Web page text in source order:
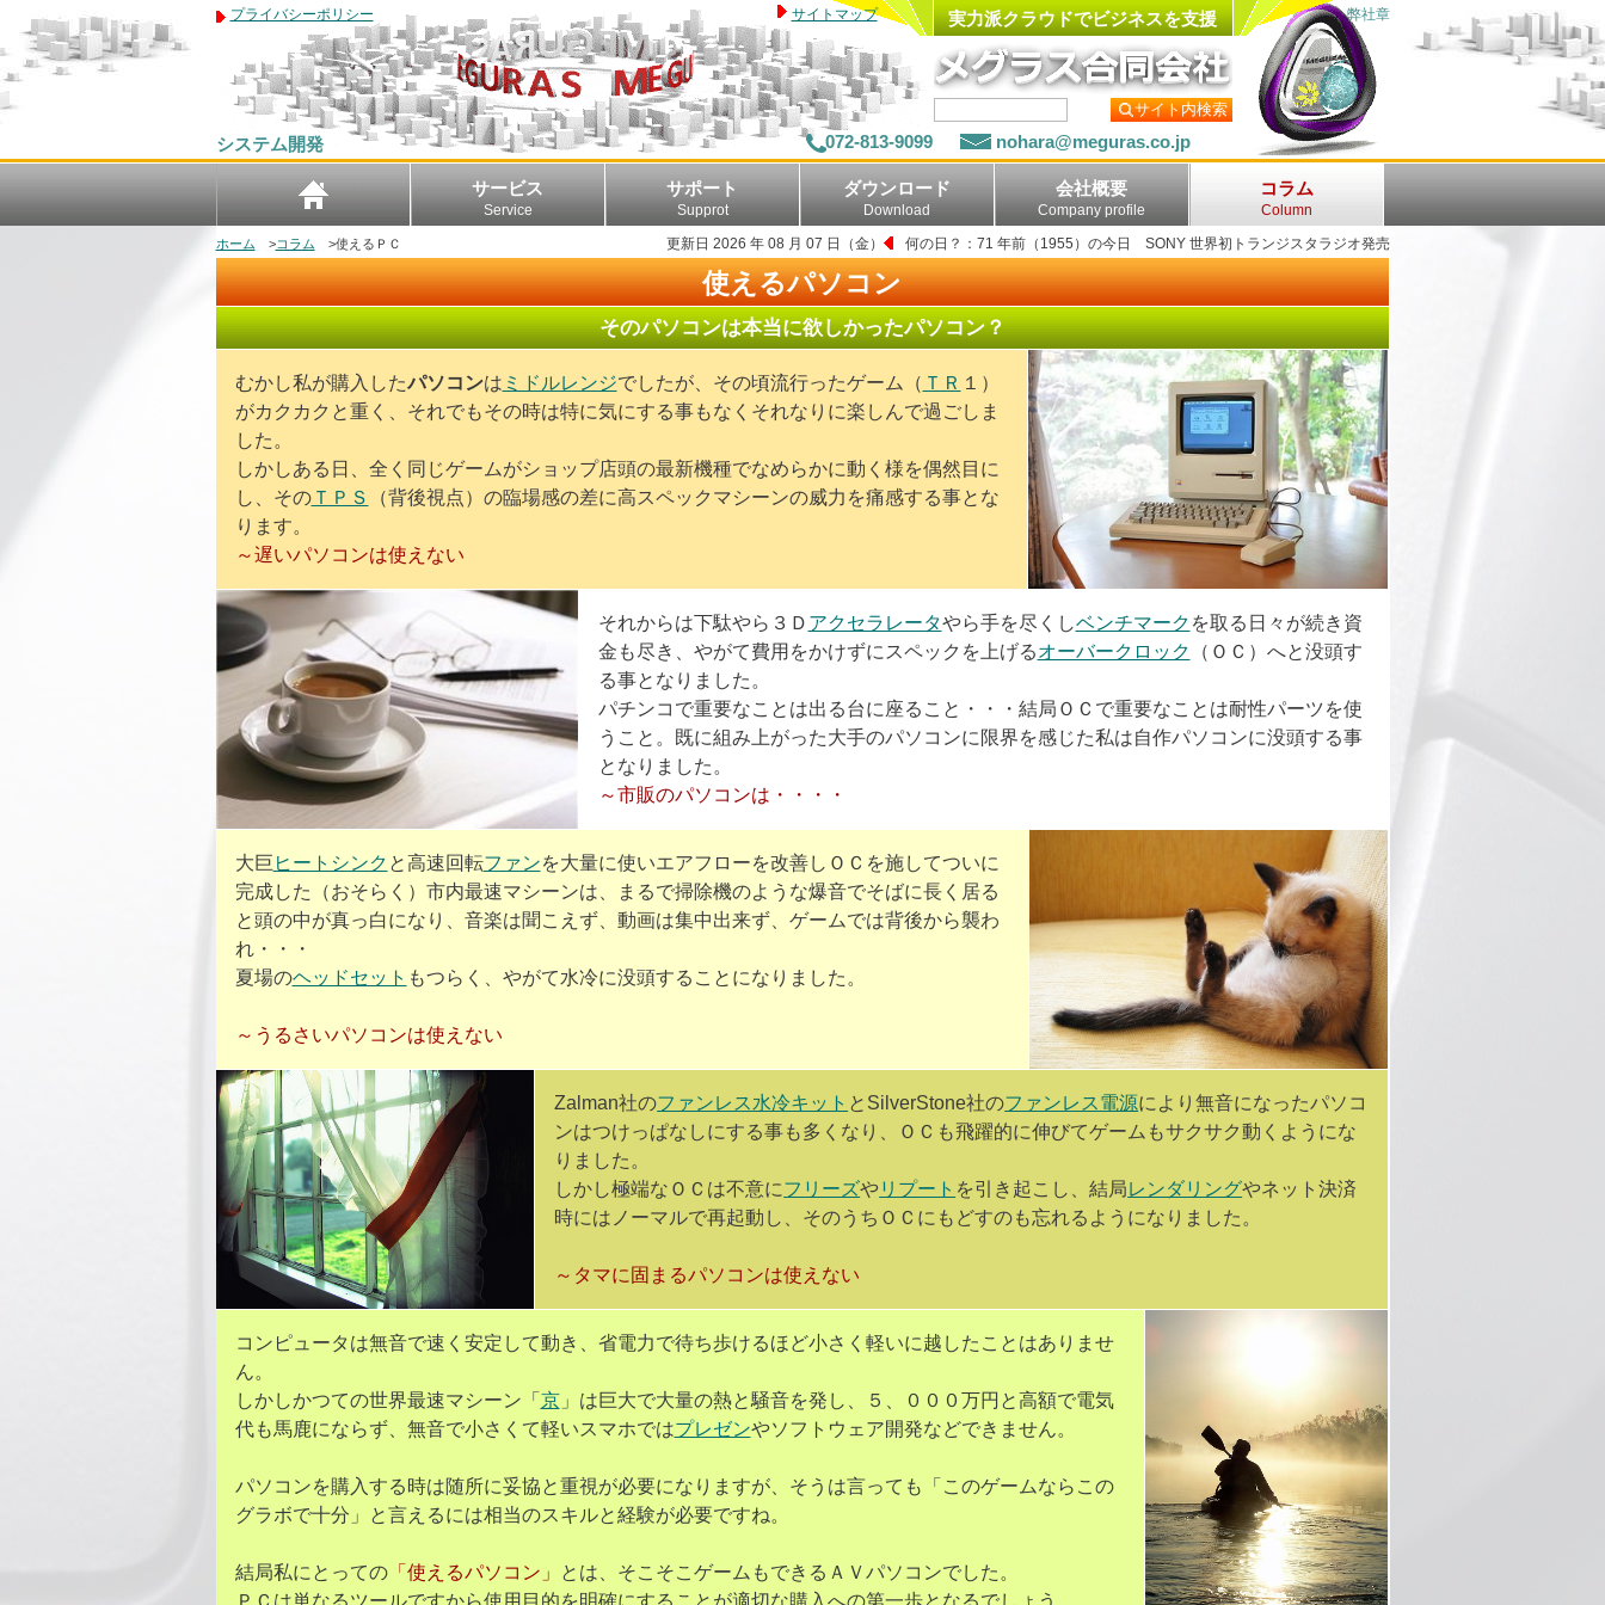
プライバシーポリシー サイトマップ
システム開発 072-813-9099
実力派クラウドでビジネスを支援
サイト内検索
nohara@meguras.co.jp
弊社章
サービス
Service
サポート
Supprot
ダウンロード
Download
会社概要
Company profile
コラム
Column
ホーム >コラム >使えるＰＣ 何の日？：71 年前（1955）の今日 SONY 世界初トランジスタラジオ発売
更新日 2026 年 08 月 07 日（金）
使えるパソコン
そのパソコンは本当に欲しかったパソコン？
むかし私が購入したパソコンは ミドルレンジでしたが、その頃流行ったゲーム（ ＴＲ １）
がカクカクと重く、それでもその時は特に気にする事もなくそれなりに楽しんで過ごしま
した。
しかしある日、全く同じゲームがショップ店頭の最新機種でなめらかに動く様を偶然目に
し、そのＴＰＳ
（背後視点）の臨場感の差に高スペックマシーンの威力を痛感する事とな
ります。
～遅いパソコンは使えない
それからは下駄やら３Ｄ アクセラレータやら手を尽くしベンチマーク を取る日々が続き資
金も尽き、やがて費用をかけずにスペックを上げるオーバークロック （ＯＣ）へと没頭す
る事となりました。
パチンコで重要なことは出る台に座ること・・・結局ＯＣで重要なことは耐性パーツを使
うこと。既に組み上がった大手のパソコンに限界を感じた私は自作パソコンに没頭する事
となりました。
～市販のパソコンは・・・・
大巨 ヒートシンク と高速回転ファンを大量に使いエアフローを改善しＯＣを施してついに
完成した（おそらく）市内最速マシーンは、まるで掃除機のような爆音でそばに長く居る
と頭の中が真っ白になり、音楽は聞こえず、動画は集中出来ず、ゲームでは背後から襲わ
れ・・・
夏場のヘッドセット もつらく、やがて水冷に没頭することになりました。
～うるさいパソコンは使えない
Zalman社のファンレス水冷キット とSilverStone社のファンレス電源により無音になったパソコ
ンはつけっぱなしにする事も多くなり、ＯＣも飛躍的に伸びてゲームもサクサク動くようにな
りました。
しかし極端なＯＣは不意にフリーズやリプート を引き起こし、結局レンダリングやネット決済
時にはノーマルで再起動し、そのうちＯＣにもどすのも忘れるようになりました。
～タマに固まるパソコンは使えない
コンピュータは無音で速く安定して動き、省電力で待ち歩けるほど小さく軽いに越したことはありませ
ん。
しかしかつての世界最速マシーン「 京」は巨大で大量の熱と騒音を発し、５、０００万円と高額で電気
代も馬鹿にならず、無音で小さくて軽いスマホではプレゼンやソフトウェア開発などできません。
パソコンを購入する時は随所に妥協と重視が必要になりますが、そうは言っても「このゲームならこの
グラボで十分」と言えるには相当のスキルと経験が必要ですね。
結局私にとっての「使えるパソコン」
とは、そこそこゲームもできるＡＶパソコンでした。
ＰＣは単なるツールですから使用目的を明確にすることが適切な購入への第一歩となるでしょう。